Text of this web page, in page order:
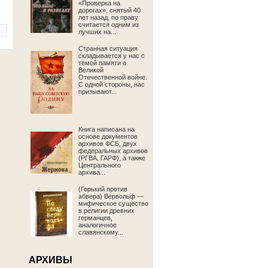
«Проверка на
дорогах», снятый 40
лет назад, по праву
считается одним из
лучших на...
Странная ситуация
складывается у нас с
темой памяти о
Великой
Отечественной войне.
С одной стороны, нас
призывают...
Книга написана на
основе документов
архивов ФСБ, двух
федеральных архивов
(РГВА, ГАРФ), а также
Центрального
архива...
(Горький против
абвера) Вервольф —
мифическое существо
в религии древних
германцев,
аналогичное
славянскому...
АРХИВЫ